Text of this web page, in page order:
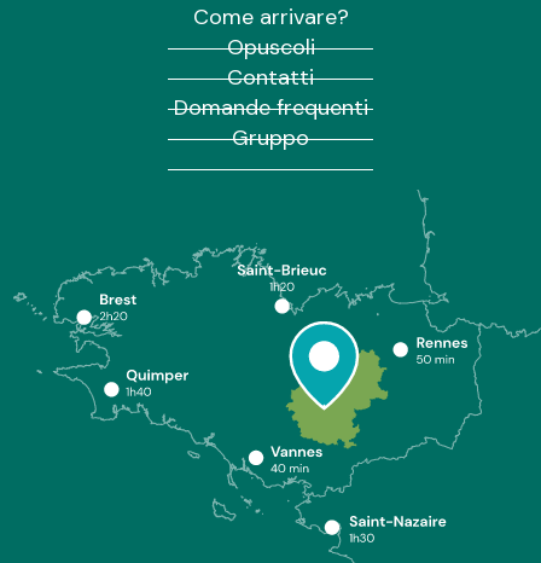
Come arrivare?
Opuscoli
Contatti
Domande frequenti
Gruppo